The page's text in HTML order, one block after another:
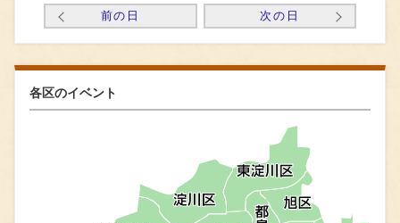
前の日 次の日
各区のイベント